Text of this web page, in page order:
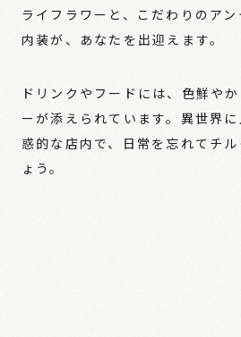
ライフラワーと、こだわりのア
内装が、あなたを出迎えます。
ドリンクやフードには、色鮮や
ーが添えられています。異世界
惑的な店内で、日常を忘れてチ
ょう。